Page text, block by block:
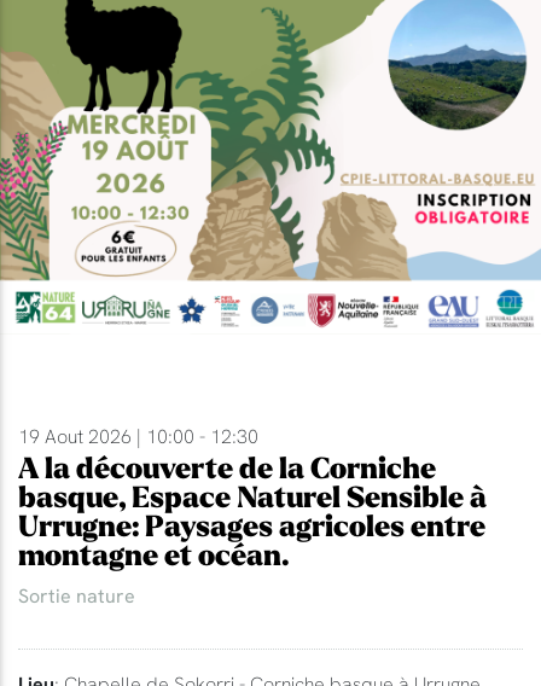
19 Aout 2026 | 10:00 - 12:30
A la découverte de la Corniche
basque, Espace Naturel Sensible à
Urrugne: Paysages agricoles entre
montagne et océan.
Sortie nature